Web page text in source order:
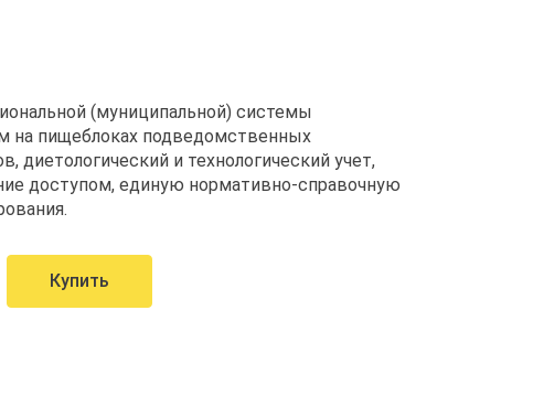
(муниципальной) системы
на пищеблоках подведомственных
диетологический и технологический учет,
доступом, единую нормативно-справочную
Купить